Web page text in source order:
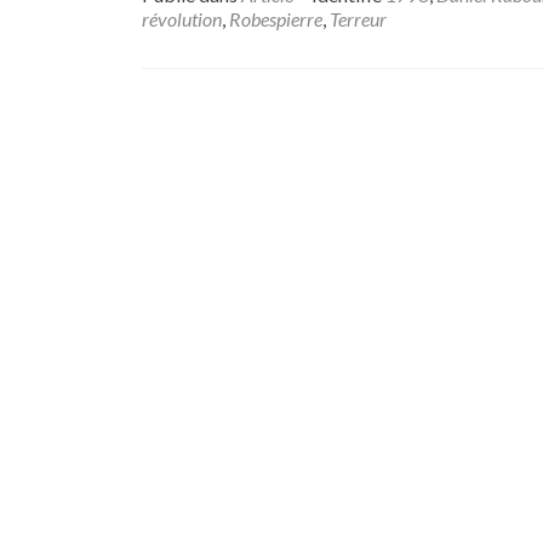
révolution, Robespierre, Terreur